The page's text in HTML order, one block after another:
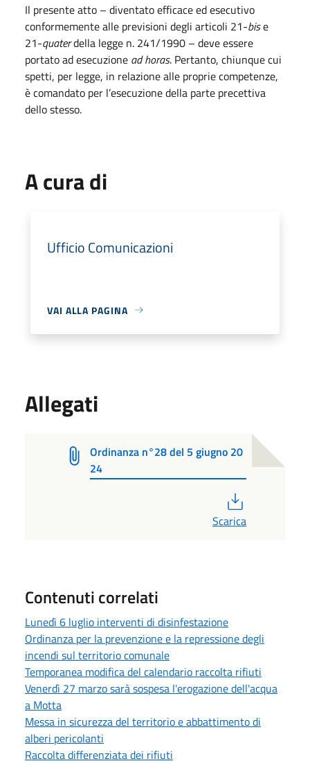
Il presente atto – diventato efficace ed esecutivo
conformemente alle previsioni degli articoli 21-bise
21-quaterdella legge n. 241/1990 – deve essere
portato ad esecuzione ad horas. Pertanto, chiunque cui
spetti, per legge, in relazione alle proprie competenze,
è comandato per l’esecuzione della parte precettiva
dello stesso.
A cura di
Ufficio Comunicazioni
VAI ALLA PAGINA
Allegati
Ordinanza n°28 del 5 giugno 20
24
Scarica
Contenuti correlati
Lunedì 6 luglio interventi di disinfestazione
Ordinanza per la prevenzione e la repressione degli
incendi sul territorio comunale
Temporanea modifica del calendario raccolta rifiuti
Venerdì 27 marzo sarà sospesa l'erogazione dell'acqua
a Motta
Messa in sicurezza del territorio e abbattimento di
alberi pericolanti
Raccolta differenziata dei rifiuti